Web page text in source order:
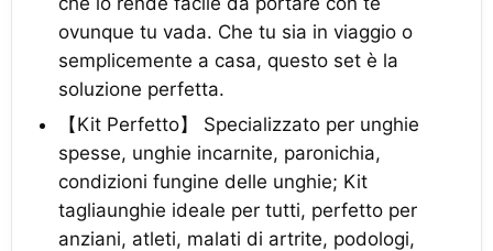
ovunque tu vada. Che tu sia in viaggio o
semplicemente a casa, questo set è la
soluzione perfetta.
【Kit Perfetto】 Specializzato per unghie
spesse, unghie incarnite, paronichia,
condizioni fungine delle unghie; Kit
tagliaunghie ideale per tutti, perfetto per
anziani, atleti, malati di artrite, podologi,